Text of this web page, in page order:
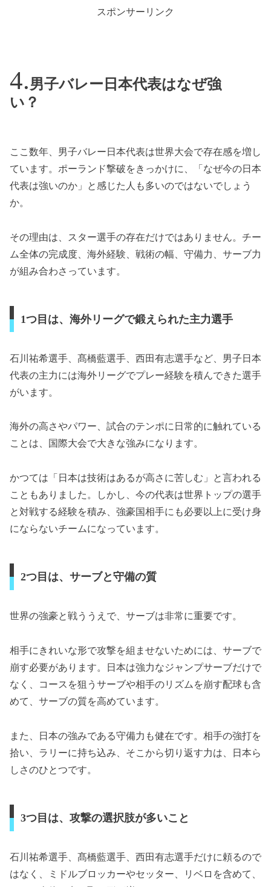
スポンサーリンク
男子バレー日本代表はなぜ強
い？
ここ数年、男子バレー日本代表は世界大会で存在感を増し
ています。ポーランド撃破をきっかけに、「なぜ今の日本
代表は強いのか」と感じた人も多いのではないでしょう
か。
その理由は、スター選手の存在だけではありません。チー
ム全体の完成度、海外経験、戦術の幅、守備力、サーブ力
が組み合わさっています。
1つ目は、海外リーグで鍛えられた主力選手
石川祐希選手、髙橋藍選手、西田有志選手など、男子日本
代表の主力には海外リーグでプレー経験を積んできた選手
がいます。
海外の高さやパワー、試合のテンポに日常的に触れている
ことは、国際大会で大きな強みになります。
かつては「日本は技術はあるが高さに苦しむ」と言われる
こともありました。しかし、今の代表は世界トップの選手
と対戦する経験を積み、強豪国相手にも必要以上に受け身
にならないチームになっています。
2つ目は、サーブと守備の質
世界の強豪と戦ううえで、サーブは非常に重要です。
相手にきれいな形で攻撃を組ませないためには、サーブで
崩す必要があります。日本は強力なジャンプサーブだけで
なく、コースを狙うサーブや相手のリズムを崩す配球も含
めて、サーブの質を高めています。
また、日本の強みである守備力も健在です。相手の強打を
拾い、ラリーに持ち込み、そこから切り返す力は、日本ら
しさのひとつです。
3つ目は、攻撃の選択肢が多いこと
石川祐希選手、髙橋藍選手、西田有志選手だけに頼るので
はなく、ミドルブロッカーやセッター、リベロを含めて、